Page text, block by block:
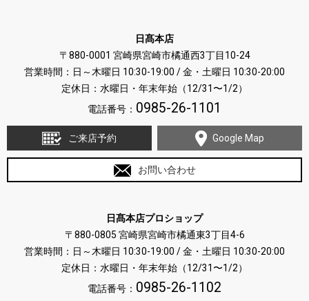
日髙本店
〒880-0001 宮崎県宮崎市橘通西3丁目10-24
営業時間：日～木曜日 10:30-19:00 / 金・土曜日 10:30-20:00
定休日：水曜日・年末年始（12/31〜1/2）
電話番号： 0985-26-1101
ご来店予約 Google Map
お問い合わせ
日髙本店プロショップ
〒880-0805 宮崎県宮崎市橘通東3丁目4-6
営業時間：日～木曜日 10:30-19:00 / 金・土曜日 10:30-20:00
定休日：水曜日・年末年始（12/31〜1/2）
電話番号： 0985-26-1102